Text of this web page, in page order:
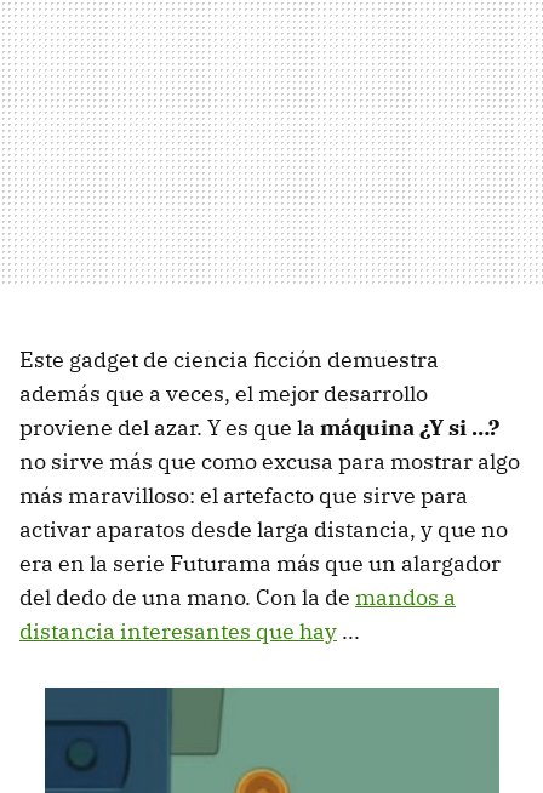
Este gadget de ciencia ficción demuestra
además que a veces, el mejor desarrollo
proviene del azar. Y es que la máquina ¿Y si …?
no sirve más que como excusa para mostrar algo
más maravilloso: el artefacto que sirve para
activar aparatos desde larga distancia, y que no
era en la serie Futurama más que un alargador
del dedo de una mano. Con la de mandos a
distancia interesantes que hay ...